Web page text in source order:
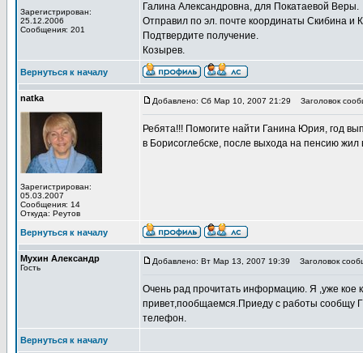
Зарегистрирован:
25.12.2006
Сообщения: 201
Галина Александровна, для Покатаевой Веры.
Отправил по эл. почте координаты Скибина и
Подтвердите получение.
Козырев.
Вернуться к началу
natka
Зарегистрирован:
05.03.2007
Сообщения: 14
Откуда: Реутов
Добавлено: Сб Мар 10, 2007 21:29 Заголовок
Ребята!!! Помогите найти Ганина Юрия, год
в Борисоглебске, после выхода на пенсию жил
Вернуться к началу
Мухин Александр
Гость
Добавлено: Вт Мар 13, 2007 19:39 Заголовок
Очень рад прочитать информацию. Я ,уже кое
привет,пообщаемся.Приеду с работы сообщу
телефон.
Вернуться к началу